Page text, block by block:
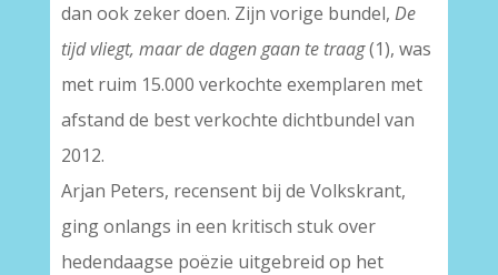
dan ook zeker doen. Zijn vorige bundel, De
tijd vliegt, maar de dagen gaan te traag(1), was
met ruim 15.000 verkochte exemplaren met
afstand de best verkochte dichtbundel van
2012.
Arjan Peters, recensent bij de Volkskrant,
ging onlangs in een kritisch stuk over
hedendaagse poëzie uitgebreid op het